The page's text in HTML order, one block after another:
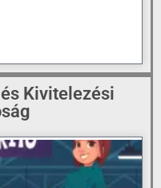
Kivitelezési